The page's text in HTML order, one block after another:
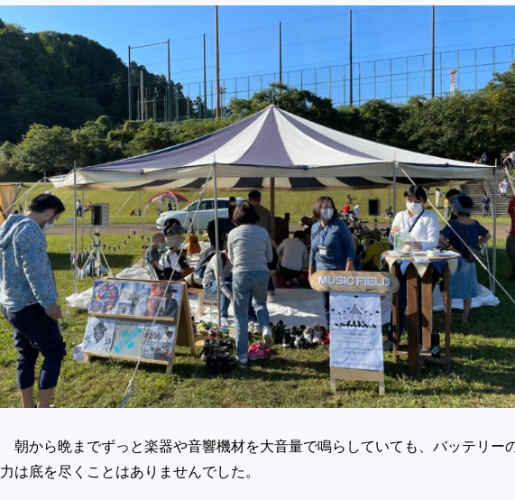
朝から晩までずっと楽器や音響機材を大音量で鳴らしていても、バッテリー
力は底を尽くことはありませんでした。